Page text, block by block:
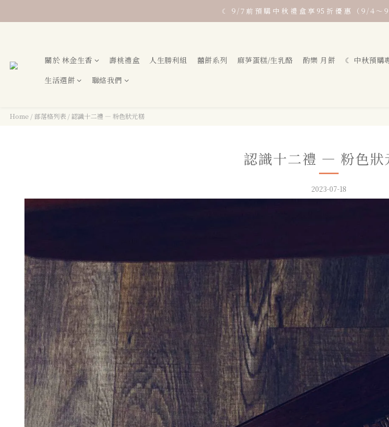
♣ 下單「人生勝利組」套組，贈 貼近好運 乙份 ♣ 含獨家「人生
喜餅 / 彌月試吃  ｜ 加入 Line @1866.tw
關於 林金生香 壽桃禮盒 人生勝利組 囍餅系列 麻芛蛋糕/生乳酪 酌樂 月餅 ☾ 中秋預購
生活選餅
聯絡我們
Home /部落格列表 /認識十二禮 — 粉色狀元糕
認識十二禮 — 粉色狀
2023-07-18